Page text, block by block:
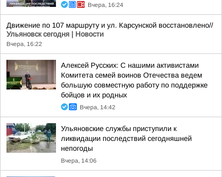
Вчера, 16:24
Движение по 107 маршруту и ул. Карсунской восстановлено//
Ульяновск сегодня | Новости
Вчера, 16:22
Алексей Русских: С нашими активистами
Комитета семей воинов Отечества ведем
большую совместную работу по поддержке
бойцов и их родных
Вчера, 14:42
Ульяновские службы приступили к
ликвидации последствий сегодняшней
непогоды
Вчера, 14:06